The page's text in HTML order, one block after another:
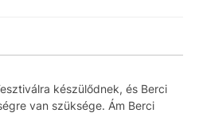
készülődnek, és Berci
van szüksége. Ám Berci